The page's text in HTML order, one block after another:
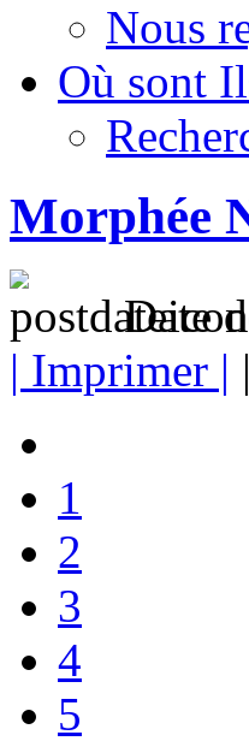
Nous
Où sont
Morphée
Date
| Imprimer | |
1
2
3
4
5